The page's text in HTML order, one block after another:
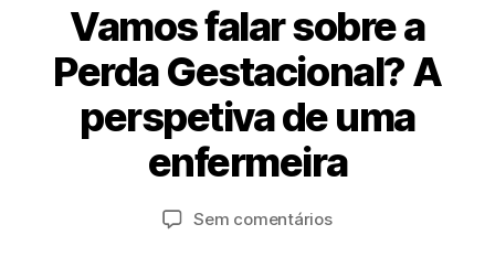
Vamos falar sobre a
Perda Gestacional? A
perspetiva de uma
enfermeira
Autor
do
P
o
R
a
Data
do
M
o
2
Sem comentáriosem